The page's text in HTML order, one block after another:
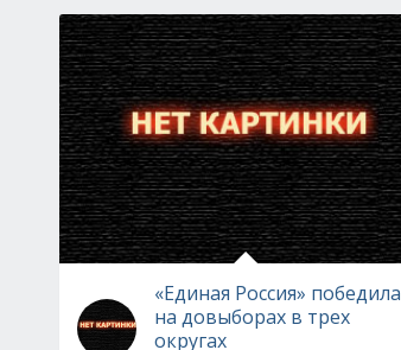
«Единая Россия» победила
на довыборах в трех
округах